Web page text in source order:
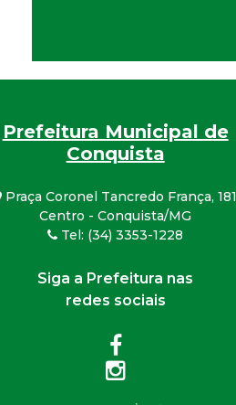
Prefeitura Municipal de
Conquista
Praça Coronel Tancredo França, 181
Centro - Conquista/MG
Tel: (34) 3353-1228
Siga a Prefeitura nas
redes sociais